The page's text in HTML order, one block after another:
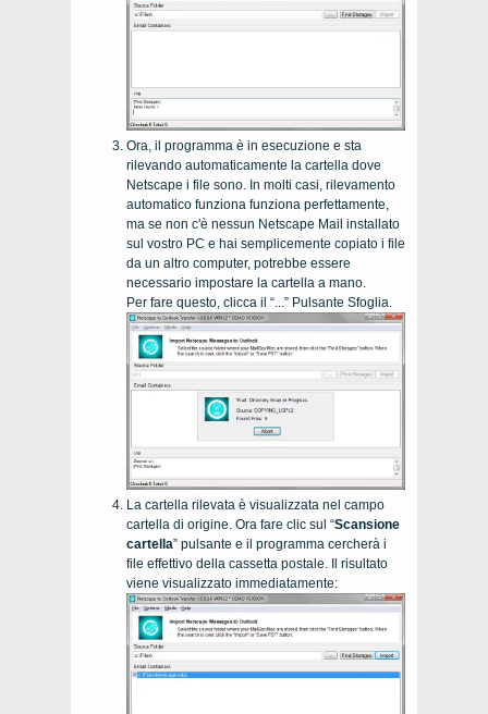
Ora, il programma è in esecuzione e sta
rilevando automaticamente la cartella dove
Netscape i file sono. In molti casi, rilevamento
automatico funziona funziona perfettamente,
ma se non c'è nessun Netscape Mail installato
sul vostro PC e hai semplicemente copiato i file
da un altro computer, potrebbe essere
necessario impostare la cartella a mano.
Per fare questo, clicca il “...” Pulsante Sfoglia.
La cartella rilevata è visualizzata nel campo
cartella di origine. Ora fare clic sul “Scansione
cartella” pulsante e il programma cercherà i
file effettivo della cassetta postale. Il risultato
viene visualizzato immediatamente: